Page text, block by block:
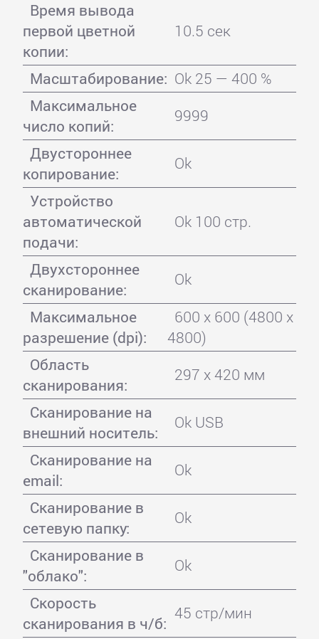
Время вывода
первой цветной
копии:
10.5 сек
Масштабирование: Ok 25 — 400 %
Максимальное
число копий:
9999
Двустороннее
копирование:
Ok
Устройство
автоматической
подачи:
Ok 100 стр.
Двухстороннее
сканирование:
Ok
Максимальное
разрешение (dpi):
600 x 600 (4800 x
4800)
Область
сканирования:
297 x 420 мм
Сканирование на
внешний носитель:
Ok USB
Сканирование на
email:
Ok
Сканирование в
сетевую папку:
Ok
Сканирование в
"облако":
Ok
Скорость
сканирования в ч/б:
45 стр/мин